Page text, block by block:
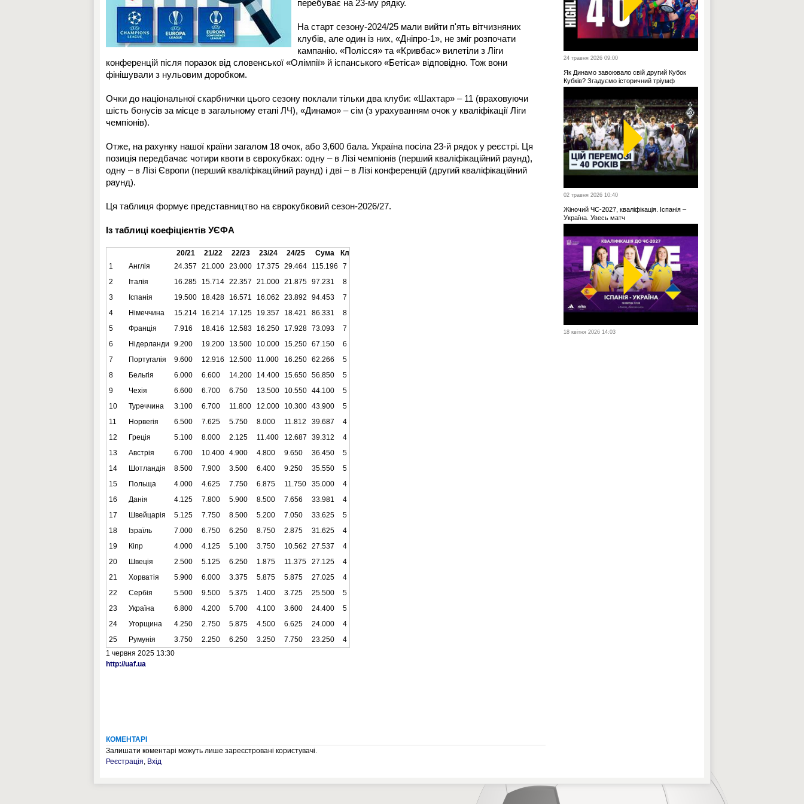
перебуває на 23-му рядку.
На старт сезону-2024/25 мали вийти п'ять вітчизняних
клубів, але один із них, «Дніпро-1», не зміг розпочати
кампанію. «Полісся» та «Кривбас» вилетіли з Ліги
конференцій після поразок від словенської «Олімпії» й іспанського «Бетіса» відповідно. Тож вони
фінішували з нульовим доробком.
Очки до національної скарбнички цього сезону поклали тільки два клуби: «Шахтар» – 11 (враховуючи
шість бонусів за місце в загальному етапі ЛЧ), «Динамо» – сім (з урахуванням очок у кваліфікації Ліги
чемпіонів).
Отже, на рахунку нашої країни загалом 18 очок, або 3,600 бала. Україна посіла 23-й рядок у реєстрі. Ця
позиція передбачає чотири квоти в єврокубках: одну – в Лізі чемпіонів (перший кваліфікаційний раунд),
одну – в Лізі Європи (перший кваліфікаційний раунд) і дві – в Лізі конференцій (другий кваліфікаційний
раунд).
Ця таблиця формує представництво на єврокубковий сезон-2026/27.
Із таблиці коефіцієнтів УЄФА
20/21 21/22 22/23 23/24 24/25 Сума
Кл
1
Англія 24.357 21.000 23.000 17.375 29.464 115.196
7
2
Італія 16.285 15.714 22.357 21.000 21.875 97.231
8
3
Іспанія 19.500 18.428 16.571 16.062 23.892 94.453
7
4
Німеччина 15.214 16.214 17.125 19.357 18.421 86.331
8
5
Франція 7.916 18.416 12.583 16.250 17.928 73.093
7
6
Нідерланди 9.200 19.200 13.500 10.000 15.250 67.150
6
7
Португалія 9.600 12.916 12.500 11.000 16.250 62.266
5
8
Бельгія 6.000 6.600 14.200 14.400 15.650 56.850
5
9
Чехія 6.600 6.700 6.750 13.500 10.550 44.100
5
10
Туреччина 3.100 6.700 11.800 12.000 10.300 43.900
5
11
Норвегія 6.500 7.625 5.750 8.000 11.812 39.687
4
12
Греція 5.100 8.000 2.125 11.400 12.687 39.312
4
13
Австрія 6.700 10.400 4.900 4.800 9.650 36.450
5
14
Шотландія 8.500 7.900 3.500 6.400 9.250 35.550
5
15
Польща 4.000 4.625 7.750 6.875 11.750 35.000
4
16
Данія 4.125 7.800 5.900 8.500 7.656 33.981
4
17
Швейцарія 5.125 7.750 8.500 5.200 7.050 33.625
5
18
Ізраїль 7.000 6.750 6.250 8.750 2.875 31.625
4
19
Кіпр 4.000 4.125 5.100 3.750 10.562 27.537
4
20
Швеція 2.500 5.125 6.250 1.875 11.375 27.125
4
21
Хорватія 5.900 6.000 3.375 5.875 5.875 27.025
4
22
Сербія 5.500 9.500 5.375 1.400 3.725 25.500
5
23
Україна 6.800 4.200 5.700 4.100 3.600 24.400
5
24
Угорщина 4.250 2.750 5.875 4.500 6.625 24.000
4
25
Румунія 3.750 2.250 6.250 3.250 7.750 23.250
4
1 червня 2025 13:30
http://uaf.ua
КОМЕНТАРІ
Залишати коментарі можуть лише зареєстровані користувачі.
Реєстрація, Вхід
24 травня 2026 09:00
Як Динамо завоювало свій другий Кубок
Кубків? Згадуємо історичний тріумф
02 травня 2026 10:40
Жіночий ЧС-2027, кваліфікація. Іспанія –
Україна. Увесь матч
18 квітня 2026 14:03